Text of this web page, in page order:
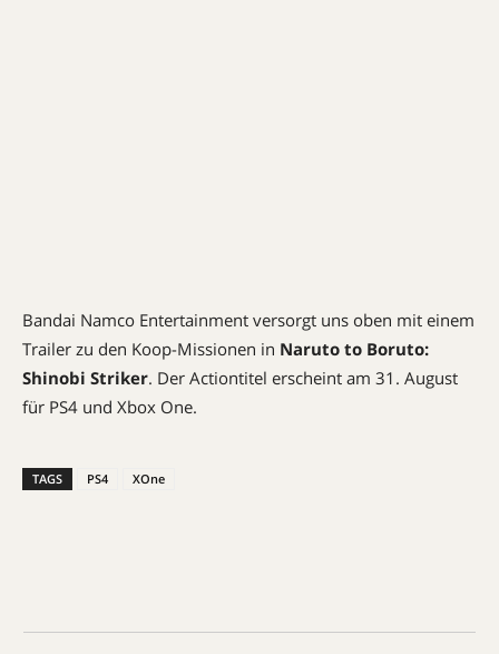
Bandai Namco Entertainment versorgt uns oben mit einem
Trailer zu den Koop-Missionen in Naruto to Boruto:
Shinobi Striker. Der Actiontitel erscheint am 31. August
für PS4 und Xbox One.
TAGS PS4 XOne